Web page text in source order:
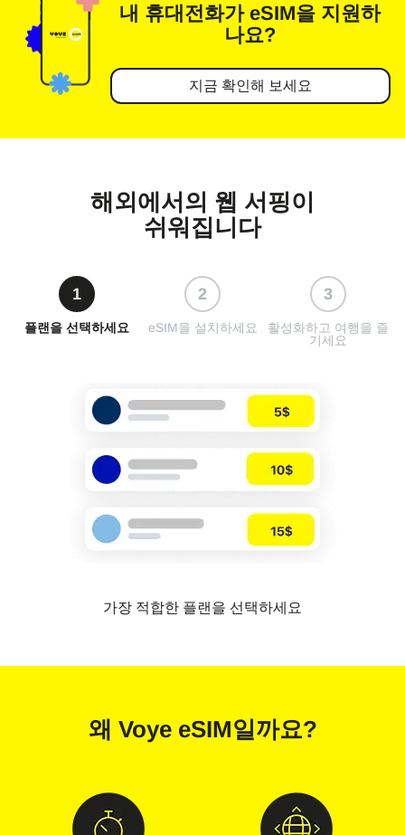
내 휴대전화가eSIM을 지원하
나요?
지금 확인해 보세요
해외에서의 웹 서핑이
쉬워집니다
1
플랜을 선택하세요
2
eSIM을 설치하세요
3
활성화하고 여행을 즐
기세요
가장 적합한 플랜을 선택하세요
왜 Voye eSIM일까요?